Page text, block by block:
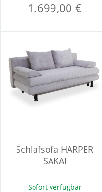
1.699,00 €
Schlafsofa HARPER
SAKAI
Sofort verfügbar